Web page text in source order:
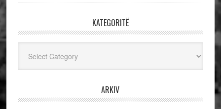
KATEGORITË
ARKIV